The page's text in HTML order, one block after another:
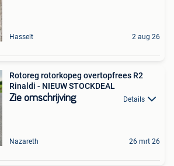
Hasselt 2 aug 26
Rotoreg rotorkopeg overtopfrees R2
Rinaldi - NIEUW STOCKDEAL
Zie omschrijving Details
Nazareth 26 mrt 26